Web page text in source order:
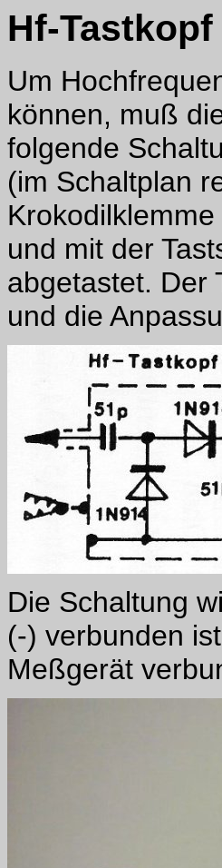
Hf-Tastkopf
Um
können, muß
folgende
(im Schaltplan
und mit der
abgetastet. Der
und die
Die Schaltung
(-) verbunden
Meßgerät